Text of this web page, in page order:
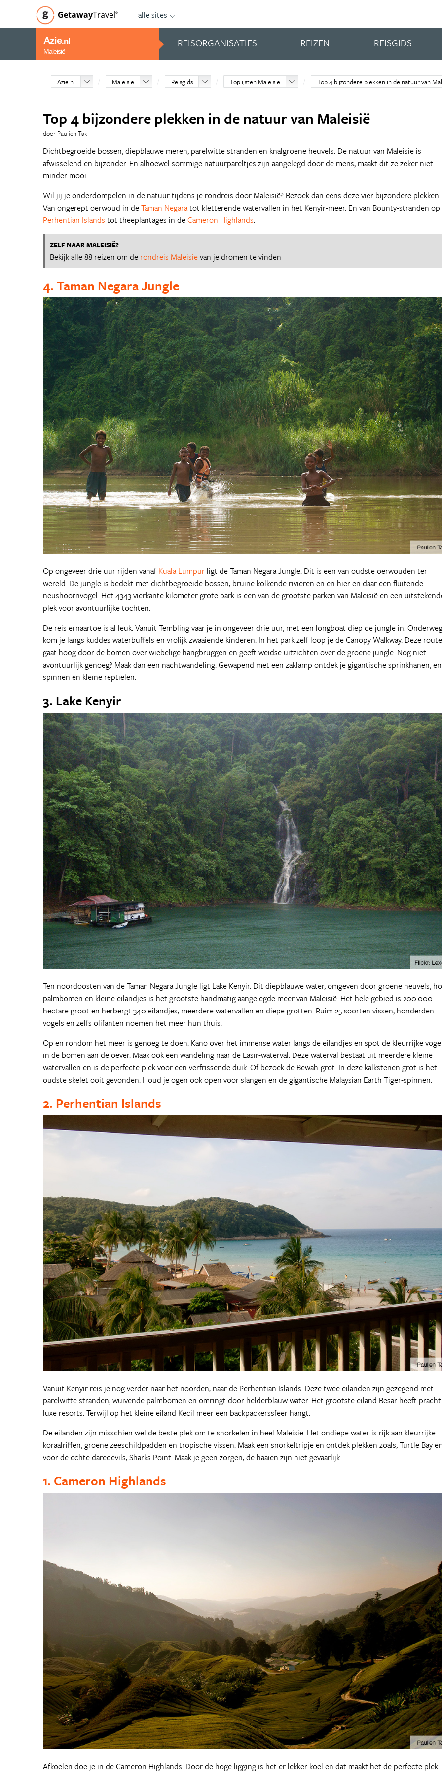
GetawayTravel© alle sites
Azie.nl
Maleisië
REISORGANISATIES REIZEN REISGIDS
Azie.nl Maleisië Reisgids Toplijsten Maleisië Top 4 bijzondere plekken in de natuur van
Top 4 bijzondere plekken in de natuur van Maleisië
door Paulien Tak
Dichtbegroeide bossen, diepblauwe meren, parelwitte stranden en knalgroene heuvels. De natuur van Maleisië is
afwisselend en bijzonder. En alhoewel sommige natuurpareltjes zijn aangelegd door de mens, maakt dit ze zeker niet
minder mooi.
Wil jij je onderdompelen in de natuur tijdens je rondreis door Maleisië? Bezoek dan eens deze vier bijzondere plekken.
Van ongerept oerwoud in deTaman Negaratot kletterende watervallen in het Kenyir-meer. En van Bounty-stranden op
Perhentian Islands tot theeplantages in deCameron Highlands.
ZELF NAAR MALEISIË?
Bekijk alle 88 reizen om de rondreis Maleisiëvan je dromen te vinden
4. Taman Negara Jungle
Op ongeveer drie uur rijden vanafKuala Lumpur ligt de Taman Negara Jungle. Dit is een van oudste oerwouden ter
wereld. De jungle is bedekt met dichtbegroeide bossen, bruine kolkende rivieren en en hier en daar een fluitende
neushoornvogel. Het 4343 vierkante kilometer grote park is een van de grootste parken van Maleisië en een
plek voor avontuurlijke tochten.
De reis ernaartoe is al leuk. Vanuit Tembling vaar je in ongeveer drie uur, met een longboat diep de jungle in. Onderweg
kom je langs kuddes waterbuffels en vrolijk zwaaiende kinderen. In het park zelf loop je de Canopy Walkway. Deze route
gaat hoog door de bomen over wiebelige hangbruggen en geeft weidse uitzichten over de groene jungle. Nog niet
avontuurlijk genoeg? Maak dan een nachtwandeling. Gewapend met een zaklamp ontdek je gigantische sprinkhanen,
spinnen en kleine reptielen.
3. Lake Kenyir
Ten noordoosten van de Taman Negara Jungle ligt Lake Kenyir. Dit diepblauwe water, omgeven door groene heuvels,
palmbomen en kleine eilandjes is het grootste handmatig aangelegde meer van Maleisië. Het hele gebied is 200.000
hectare groot en herbergt 340 eilandjes, meerdere watervallen en diepe grotten. Ruim 25 soorten vissen, honderden
vogels en zelfs olifanten noemen het meer hun thuis.
Op en rondom het meer is genoeg te doen. Kano over het immense water langs de eilandjes en spot de kleurrijke
in de bomen aan de oever. Maak ook een wandeling naar de Lasir-waterval. Deze waterval bestaat uit meerdere kleine
watervallen en is de perfecte plek voor een verfrissende duik. Of bezoek de Bewah-grot. In deze kalkstenen grot is het
oudste skelet ooit gevonden. Houd je ogen ook open voor slangen en de gigantische Malaysian Earth Tiger-spinnen.
2. Perhentian Islands
Vanuit Kenyir reis je nog verder naar het noorden, naar de Perhentian Islands. Deze twee eilanden zijn gezegend met
parelwitte stranden, wuivende palmbomen en omringt door helderblauw water. Het grootste eiland Besar heeft
luxe resorts. Terwijl op het kleine eiland Kecil meer een backpackerssfeer hangt.
De eilanden zijn misschien wel de beste plek om te snorkelen in heel Maleisië. Het ondiepe water is rijk aan kleurrijke
koraalriffen, groene zeeschildpadden en tropische vissen. Maak een snorkeltripje en ontdek plekken zoals, Turtle Bay
voor de echte daredevils, Sharks Point. Maak je geen zorgen, de haaien zijn niet gevaarlijk.
1. Cameron Highlands
Afkoelen doe je in de Cameron Highlands. Door de hoge ligging is het er lekker koel en dat maakt het de perfecte plek